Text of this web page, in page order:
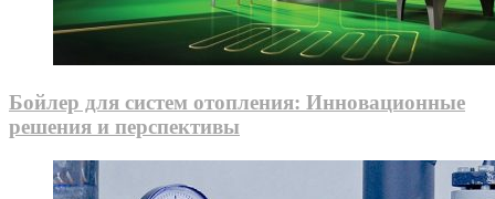
Бойлер для систем отопления: Инновационные
решения и перспективы